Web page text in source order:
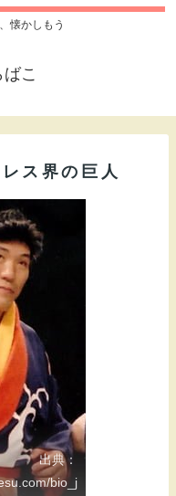
懐かしもう
こ
ス界の巨人
出典：
bio_j